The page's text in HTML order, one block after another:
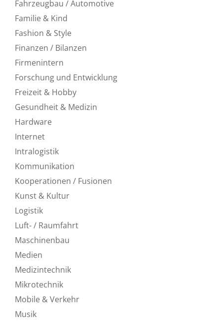
Fahrzeugbau / Automotive
Familie & Kind
Fashion & Style
Finanzen / Bilanzen
Firmenintern
Forschung und Entwicklung
Freizeit & Hobby
Gesundheit & Medizin
Hardware
Internet
Intralogistik
Kommunikation
Kooperationen / Fusionen
Kunst & Kultur
Logistik
Luft- / Raumfahrt
Maschinenbau
Medien
Medizintechnik
Mikrotechnik
Mobile & Verkehr
Musik